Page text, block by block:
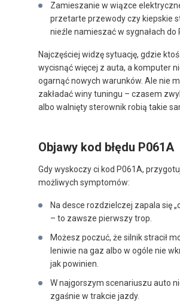
Zamieszanie w wiązce
przetarte przewody czy kiepskie
nieźle namieszać w sygnałach do
Najczęściej widzę sytuację, gdzie ktoś
wycisnąć więcej z auta, a komputer
ogarnąć nowych warunków. Ale nie
zakładać winy tuningu – czasem
albo walnięty sterownik robią takie
Objawy kod błędu P061A
Gdy wyskoczy ci kod P061A,
możliwych symptomów:
Na desce rozdzielczej zapala się
– to zawsze pierwszy trop.
Możesz poczuć, że silnik stracił
leniwie na gaz albo w ogóle nie
jak powinien.
W najgorszym scenariuszu auto
zgaśnie w trakcie jazdy.